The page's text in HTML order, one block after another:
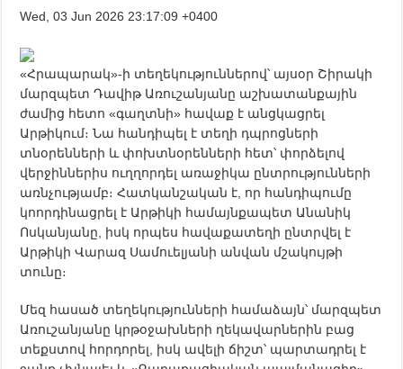
Wed, 03 Jun 2026 23:17:09 +0400
«Հրապարակ»-ի տեղեկություններով՝ այսօր Շիրակի
մարզպետ Դավիթ Առուշանյանը աշխատանքային
ժամից հետո «գաղտնի» հավաք է անցկացրել
Արթիկում։ Նա հանդիպել է տեղի դպրոցների
տնօրենների և փոխտնօրենների հետ՝ փորձելով
վերջիններիս ուղղորդել առաջիկա ընտրությունների
առնչությամբ։ Հատկանշական է, որ հանդիպումը
կոորդինացրել է Արթիկի համայնքապետ Անանիկ
Ոսկանյանը, իսկ որպես հավաքատեղի ընտրվել է
Արթիկի Վարազ Սամուելյանի անվան մշակույթի
տունը։
​Մեզ հասած տեղեկությունների համաձայն՝ մարզպետ
Առուշանյանը կրթօջախների ղեկավարներին բաց
տեքստով հորդորել, իսկ ավելի ճիշտ՝ պարտադրել է